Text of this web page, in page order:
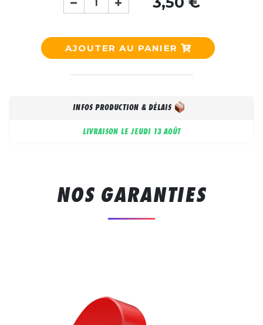
AJOUTER AU PANIER
INFOS PRODUCTION & DÉLAIS
LIVRAISON LEJEUDI 13 AOÛT
NOS GARANTIES